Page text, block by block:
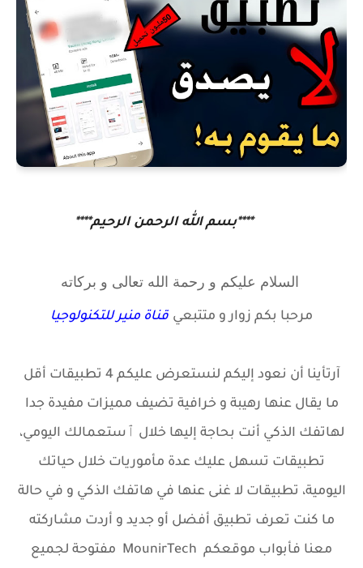
****بسم الله الرحمن الرحيم****
السلام عليكم و رحمة الله تعالى و بركاته
مرحبا بكم زوار و متتبعي قناة منير للتكنولوجيا
آرتأينا أن نعود إليكم لنستعرض عليكم 4 تطبيقات أقل
ما يقال عنها رهيبة و خرافية تضيف مميزات مفيدة جدا
لهاتفك الذكي أنت بحاجة إليها خلال ٱستعمالك اليومي،
تطبيقات تسهل عليك عدة مأموريات خلال حياتك
اليومية، تطبيقات لا غنى عنها في هاتفك الذكي و في حالة
ما كنت تعرف تطبيق أفضل أو جديد و أردت مشاركته
معنا فأبواب موقعكم MounirTech مفتوحة لجميع